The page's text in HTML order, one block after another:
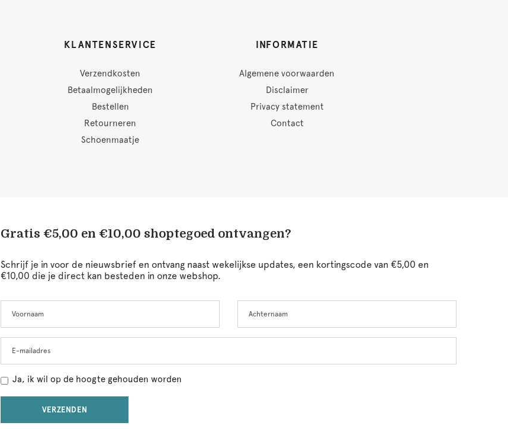
KLANTENSERVICE
Verzendkosten
Betaalmogelijkheden
Bestellen
Retourneren
Schoenmaatje
INFORMATIE
Algemene voorwaarden
Disclaimer
Privacy statement
Contact
Gratis €5,00 en €10,00 shoptegoed ontvangen?
Schrijf je in voor de nieuwsbrief en ontvang naast wekelijkse updates, een kortingscode van €5,00 en
€10,00 die je direct kan besteden in onze webshop.
this
field
blank
Ja, ik wil op de hoogte gehouden worden
VERZENDEN